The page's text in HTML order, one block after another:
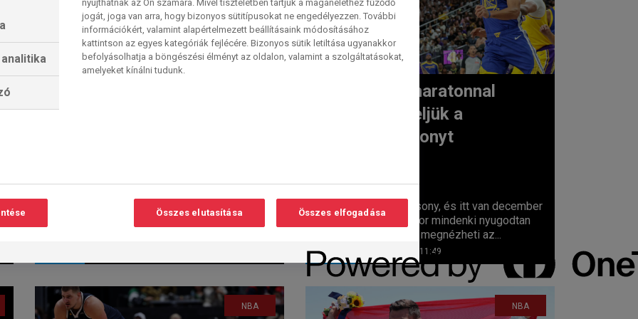
A Király a bizonyíték arra, hogy 40-
en túl is van élet, hiszen olyan
NBA-maratonnal
ünnepeljük a
karácsonyt
Itt a karácsony, és itt van december
25-e, amikor mindenki nyugodtan
leülhet, és megnézheti az...
2024. 12. 20. 11:49
NBA NBA
nyújthatnak az Ön számára. Mivel tiszteletben tartjuk a magánélethez fűződő
jogát, joga van arra, hogy bizonyos sütitípusokat ne engedélyezzen. További
információkért, valamint alapértelmezett beállításaink módosításához
kattintson az egyes kategóriák fejlécére. Bizonyos sütik letiltása ugyanakkor
befolyásolhatja a böngészési élményt az oldalon, valamint a szolgáltatásokat,
amelyeket kínálni tudunk.
Összes elutasítása Összes elfogadása